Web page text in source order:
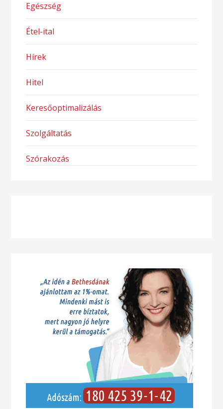
Egészség
Étel-ital
Hírek
Hitel
Keresőoptimalizálás
Szolgáltatás
Szórakozás